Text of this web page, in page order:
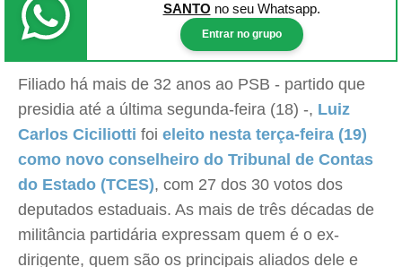
SANTO no seu Whatsapp.
Entrar no grupo
Filiado há mais de 32 anos ao PSB - partido que
presidia até a última segunda-feira (18) -, Luiz
Carlos Ciciliotti foi eleito nesta terça-feira (19)
como novo conselheiro do Tribunal de Contas
do Estado (TCES), com 27 dos 30 votos dos
deputados estaduais. As mais de três décadas de
militância partidária expressam quem é o ex-
dirigente, quem são os principais aliados dele e